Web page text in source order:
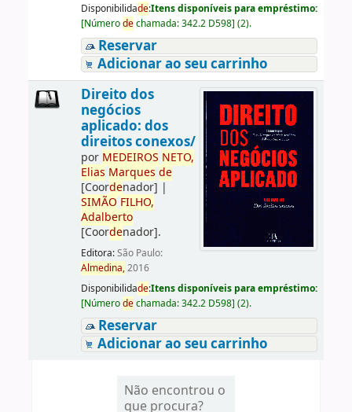
Disponibilidade:Itens disponíveis para empréstimo:
[Númerodechamada:342.2 D598] (2).
Reservar
Adicionar ao seu carrinho
Direito dos
negócios
aplicado: dos
direitos conexos/
por MEDEIROS NETO,
Elias Marques de
[Coordenador] |
SIMÃO FILHO,
Adalberto
[Coordenador].
Editora:São Paulo:
Almedina,2016
Disponibilidade:Itens disponíveis para empréstimo:
[Númerodechamada:342.2 D598] (2).
Reservar
Adicionar ao seu carrinho
Não encontrou o
que procura?